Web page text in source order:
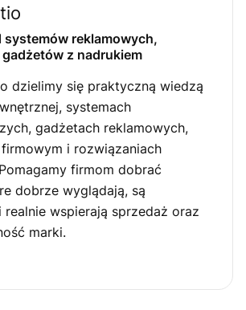
systemów reklamowych,
z nadrukiem
dzielimy się praktyczną wiedzą
systemach
gadżetach reklamowych,
i rozwiązaniach
firmom dobrać
dobrze wyglądają, są
realnie wspierają sprzedaż oraz
marki.